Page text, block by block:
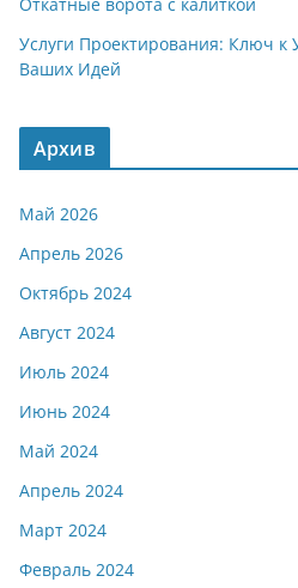
Услуги Проектирования: Ключ к
Ваших Идей
Архив
Май 2026
Апрель 2026
Октябрь 2024
Август 2024
Июль 2024
Июнь 2024
Май 2024
Апрель 2024
Март 2024
Февраль 2024